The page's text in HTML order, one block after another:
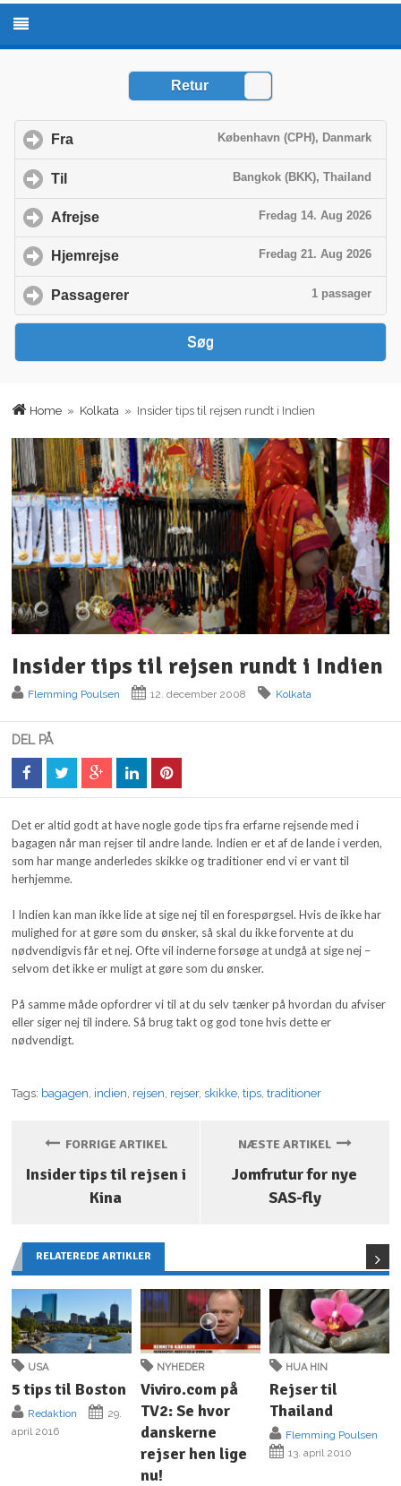
Home » Kolkata » Insider tips til rejsen rundt i Indien
Insider tips til rejsen rundt i Indien
Flemming Poulsen 12. december 2008 Kolkata
DEL PÅ
Det er altid godt at have nogle gode tips fra erfarne rejsende med i
bagagen når man rejser til andre lande. Indien er et af de lande i verden,
som har mange anderledes skikke og traditioner end vi er vant til
herhjemme.
I Indien kan man ikke lide at sige nej til en forespørgsel. Hvis de ikke har
mulighed for at gøre som du ønsker, så skal du ikke forvente at du
nødvendigvis får et nej. Ofte vil inderne forsøge at undgå at sige nej –
selvom det ikke er muligt at gøre som du ønsker.
På samme måde opfordrer vi til at du selv tænker på hvordan du afviser
eller siger nej til indere. Så brug takt og god tone hvis dette er
nødvendigt.
Tags: bagagen, indien, rejsen, rejser,skikke,tips,traditioner
FORRIGE ARTIKEL
Insider tips til rejsen i
Kina
NÆSTE ARTIKEL
Jomfrutur for nye
SAS-fly
RELATEREDE ARTIKLER
USA
5 tips til Boston
Redaktion
29.
april 2016
NYHEDER
Viviro.com på
TV2: Se hvor
danskerne
rejser hen lige
nu!
HUA HIN
Rejser til
Thailand
Flemming Poulsen
13. april 2010